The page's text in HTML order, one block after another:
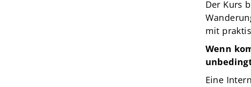
Der Kurs
mit
Wenn
Eine